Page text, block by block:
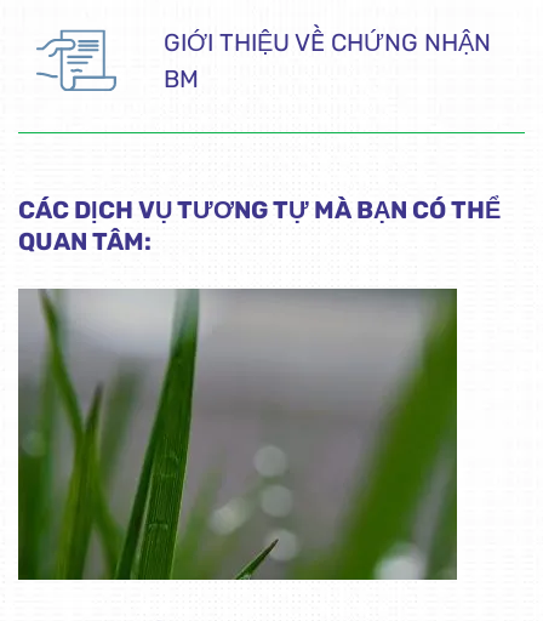
GIỚI THIỆU VỀ CHỨNG NHẬN
BM
CÁC DỊCH VỤ TƯƠNG TỰ MÀ BẠN CÓ THỂ
QUAN TÂM: